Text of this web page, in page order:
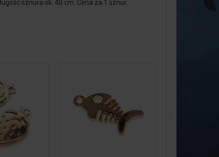
sznura ok. 40 cm. Cena za 1 sznur.